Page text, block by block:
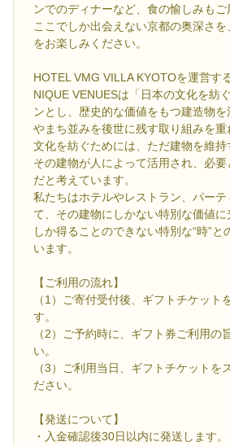
ンでのディナーなど、食の愉しみもご
ここでしか出会えない京都の奥深さ
をお楽しみください。
HOTEL VMG VILLA KYOTOを運営す
NIQUE VENUESは「日本の文化を紡
ンとし、歴史的な価値をもつ建造物
やまち並みを後世に残す取り組みを重
文化を紡ぐためには、ただ建物を維持
その建物が人によって活用され、必
だと考えています。
私たちはホテルやレストラン、パー
て、その建物にしかない特別な価値
しか得ることのできない特別な“時”と
います。
【ご利用の流れ】
（1）ご寄付受付後、ギフトチケット
す。
（2）ご予約時に、ギフト券ご利用の
い。
（3）ご利用当日、ギフトチケットを
ださい。
【発送について】
・入金確認後30日以内に発送します。